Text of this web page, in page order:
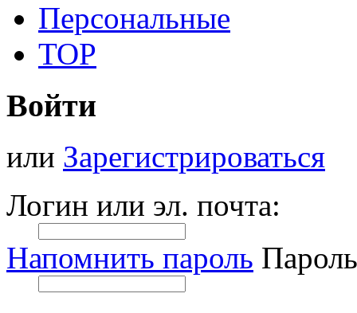
Персональные
TOP
Войти
или Зарегистрироваться
Логин или эл. почта:
Напомнить пароль